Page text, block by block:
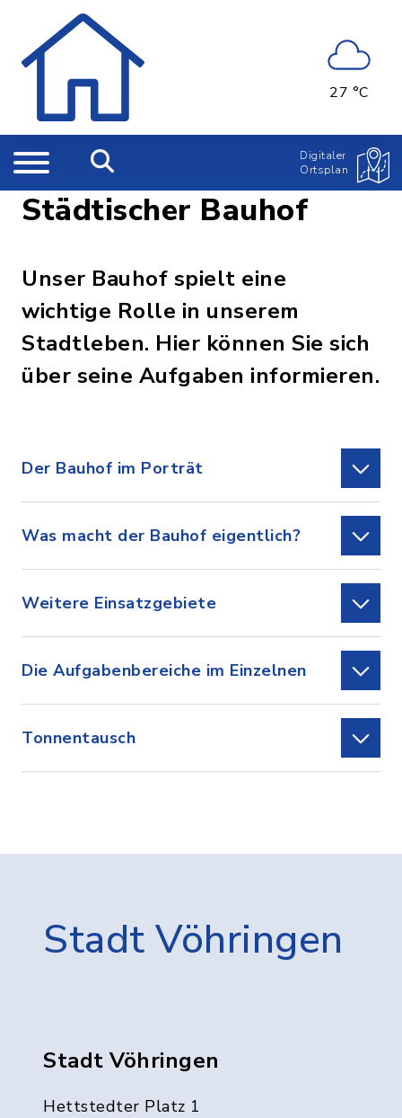
27 °C
Digitaler
Ortsplan
Städtischer Bauhof
Unser Bauhof spielt eine
wichtige Rolle in unserem
Stadtleben. Hier können Sie sich
über seine Aufgaben informieren.
Der Bauhof im Porträt
Was macht der Bauhof eigentlich?
Weitere Einsatzgebiete
Die Aufgabenbereiche im Einzelnen
Tonnentausch
Stadt Vöhringen
Stadt Vöhringen
Hettstedter Platz 1